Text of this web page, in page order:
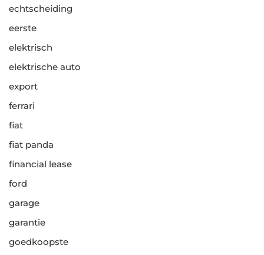
echtscheiding
eerste
elektrisch
elektrische auto
export
ferrari
fiat
fiat panda
financial lease
ford
garage
garantie
goedkoopste